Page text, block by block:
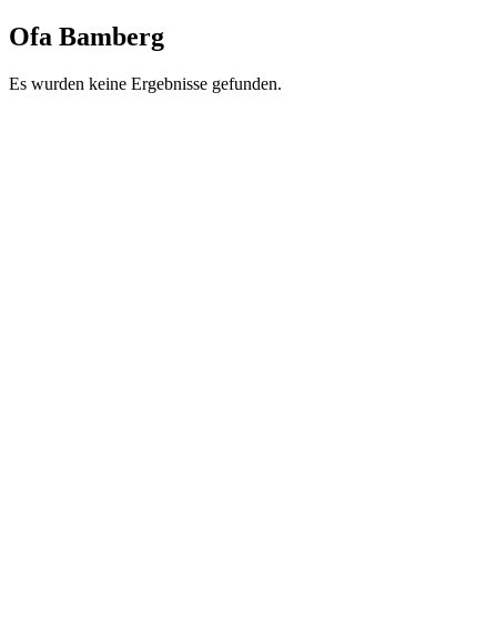
Ofa Bamberg
Es wurden keine Ergebnisse gefunden.